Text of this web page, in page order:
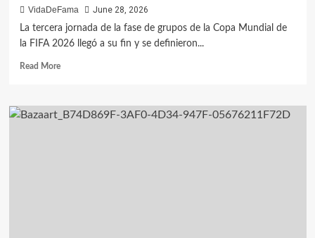
VidaDeFama
June 28, 2026
La tercera jornada de la fase de grupos de la Copa Mundial de
la FIFA 2026 llegó a su fin y se definieron...
Read More